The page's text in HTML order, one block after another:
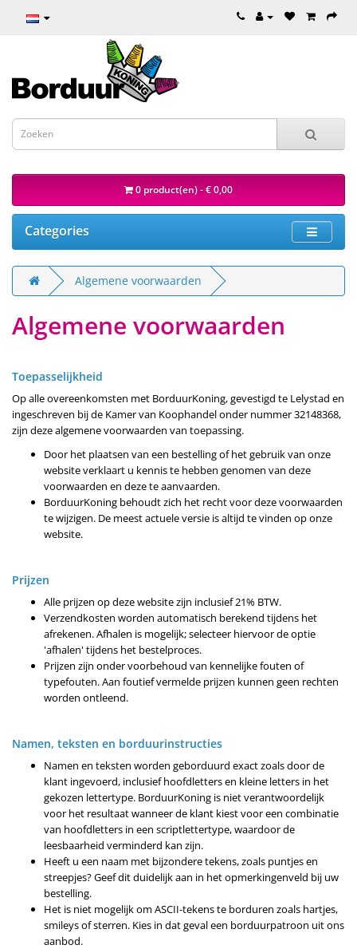
0 product(en) - € 0,00
Categories
Algemene voorwaarden
Algemene voorwaarden
Toepasselijkheid
Op alle overeenkomsten met BorduurKoning, gevestigd te Lelystad en
ingeschreven bij de Kamer van Koophandel onder nummer 32148368,
zijn deze algemene voorwaarden van toepassing.
Door het plaatsen van een bestelling of het gebruik van onze
website verklaart u kennis te hebben genomen van deze
voorwaarden en deze te aanvaarden.
BorduurKoning behoudt zich het recht voor deze voorwaarden
te wijzigen. De meest actuele versie is altijd te vinden op onze
website.
Prijzen
Alle prijzen op deze website zijn inclusief 21% BTW.
Verzendkosten worden automatisch berekend tijdens het
afrekenen. Afhalen is mogelijk; selecteer hiervoor de optie
'afhalen' tijdens het bestelproces.
Prijzen zijn onder voorbehoud van kennelijke fouten of
typefouten. Aan foutief vermelde prijzen kunnen geen rechten
worden ontleend.
Namen, teksten en borduurinstructies
Namen en teksten worden geborduurd exact zoals door de
klant ingevoerd, inclusief hoofdletters en kleine letters in het
gekozen lettertype. BorduurKoning is niet verantwoordelijk
voor het resultaat wanneer de klant kiest voor een combinatie
van hoofdletters in een scriptlettertype, waardoor de
leesbaarheid verminderd kan zijn.
Heeft u een naam met bijzondere tekens, zoals puntjes en
streepjes? Geef dit duidelijk aan in het opmerkingenveld bij uw
bestelling.
Het is niet mogelijk om ASCII-tekens te borduren zoals hartjes,
smileys of sterren. Kies in dat geval een borduurpatroon uit ons
aanbod.